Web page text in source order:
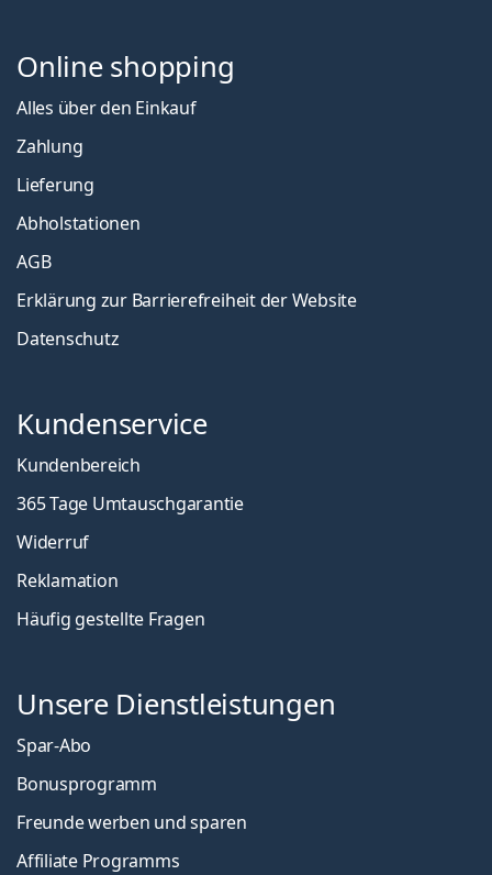
Online shopping
Alles über den Einkauf
Zahlung
Lieferung
Abholstationen
AGB
Erklärung zur Barrierefreiheit der Website
Datenschutz
Kundenservice
Kundenbereich
365 Tage Umtauschgarantie
Widerruf
Reklamation
Häufig gestellte Fragen
Unsere Dienstleistungen
Spar-Abo
Bonusprogramm
Freunde werben und sparen
Affiliate Programms